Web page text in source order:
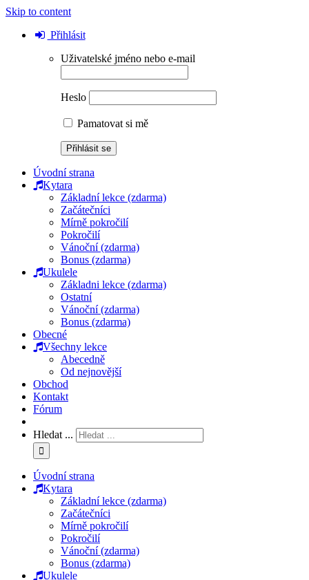
Skip to content
Přihlásit
Uživatelské jméno nebo e-mail
Heslo
Pamatovat si mě
Úvodní strana
Kytara
Základní lekce (zdarma)
Začátečníci
Mírně pokročilí
Pokročilí
Vánoční (zdarma)
Bonus (zdarma)
Ukulele
Základni lekce (zdarma)
Ostatní
Vánoční (zdarma)
Bonus (zdarma)
Obecné
Všechny lekce
Abecedně
Od nejnovější
Obchod
Kontakt
Fórum
Hledat ...
Úvodní strana
Kytara
Základní lekce (zdarma)
Začátečníci
Mírně pokročilí
Pokročilí
Vánoční (zdarma)
Bonus (zdarma)
Ukulele